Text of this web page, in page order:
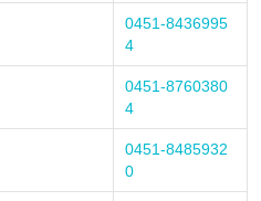
0451-8436995
4
0451-8760380
4
0451-8485932
0